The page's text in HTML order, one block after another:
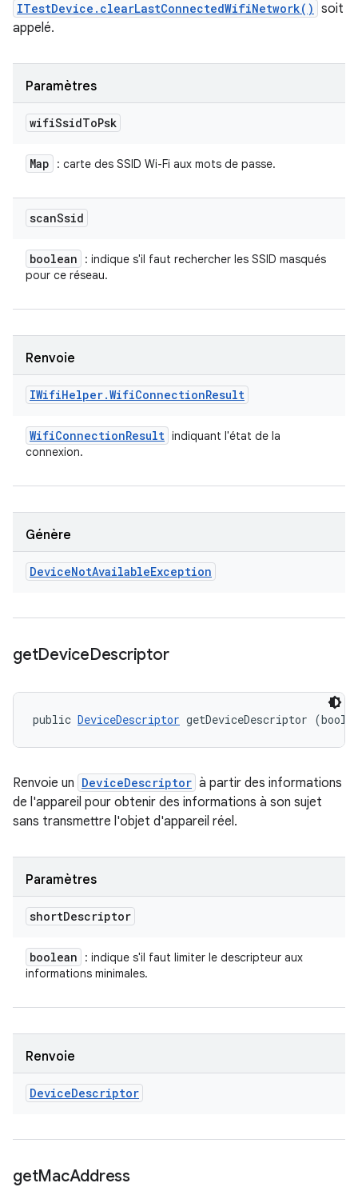
ITestDevice.clearLastConnectedWifiNetwork() soit
appelé.
Paramètres
wifiSsidToPsk
Map : carte des SSID Wi-Fi aux mots de passe.
scanSsid
boolean
: indique s'il faut rechercher les SSID masqués
pour ce réseau.
Renvoie
IWifiHelper.WifiConnectionResult
WifiConnectionResult indiquant l'état de la
connexion.
Génère
DeviceNotAvailableException
getDeviceDescriptor
public DeviceDescriptor getDeviceDescriptor
Renvoie un DeviceDescriptor à partir des informations
de l'appareil pour obtenir des informations à son sujet
sans transmettre l'objet d'appareil réel.
Paramètres
shortDescriptor
boolean
: indique s'il faut limiter le descripteur aux
informations minimales.
Renvoie
DeviceDescriptor
getMacAddress